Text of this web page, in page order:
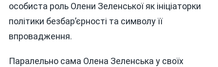
особиста роль Олени Зеленської як ініціаторки
політики безбар’єрності та символу її
впровадження.
Паралельно сама Олена Зеленська у своїх